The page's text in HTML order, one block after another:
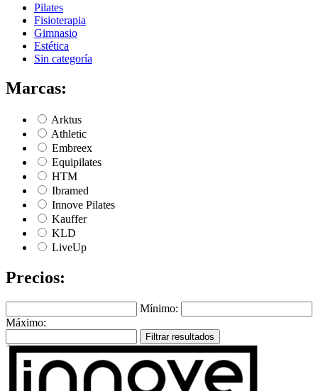
Pilates
Fisioterapia
Gimnasio
Estética
Sin categoría
Marcas:
Arktus
Athletic
Embreex
Equipilates
HTM
Ibramed
Innove Pilates
Kauffer
KLD
LiveUp
Precios:
Mínimo:
Máximo:
Filtrar resultados